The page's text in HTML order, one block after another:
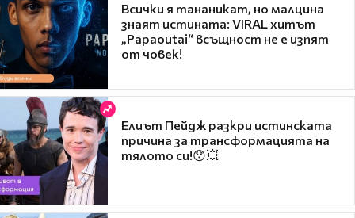
Всички я тананикат, но малцина
знаят истината: VIRAL хитът
„Papaoutai“ всъщност не е изпят
от човек!
Елиът Пейдж разкри истинската
причина за трансформацията на
тялото си!😯💥